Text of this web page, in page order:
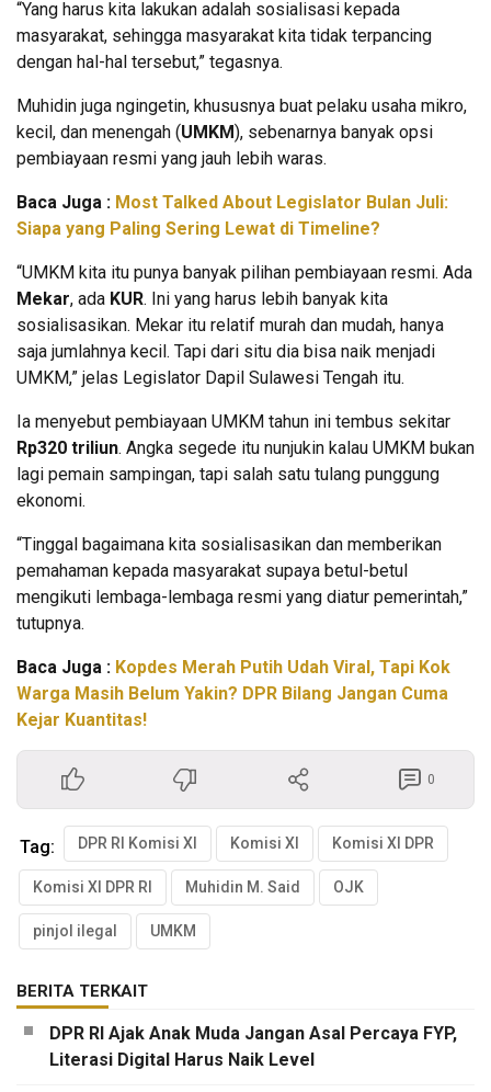
“Yang harus kita lakukan adalah sosialisasi kepada
masyarakat, sehingga masyarakat kita tidak terpancing
dengan hal-hal tersebut,” tegasnya.
Muhidin juga ngingetin, khususnya buat pelaku usaha mikro,
kecil, dan menengah (UMKM), sebenarnya banyak opsi
pembiayaan resmi yang jauh lebih waras.
Baca Juga : Most Talked About Legislator Bulan Juli:
Siapa yang Paling Sering Lewat di Timeline?
“UMKM kita itu punya banyak pilihan pembiayaan resmi. Ada
Mekar, ada KUR. Ini yang harus lebih banyak kita
sosialisasikan. Mekar itu relatif murah dan mudah, hanya
saja jumlahnya kecil. Tapi dari situ dia bisa naik menjadi
UMKM,” jelas Legislator Dapil Sulawesi Tengah itu.
Ia menyebut pembiayaan UMKM tahun ini tembus sekitar
Rp320 triliun. Angka segede itu nunjukin kalau UMKM bukan
lagi pemain sampingan, tapi salah satu tulang punggung
ekonomi.
“Tinggal bagaimana kita sosialisasikan dan memberikan
pemahaman kepada masyarakat supaya betul-betul
mengikuti lembaga-lembaga resmi yang diatur pemerintah,”
tutupnya.
Baca Juga : Kopdes Merah Putih Udah Viral, Tapi Kok
Warga Masih Belum Yakin? DPR Bilang Jangan Cuma
Kejar Kuantitas!
0
Tag: DPR RI Komisi XI Komisi XI Komisi XI DPR
Komisi XI DPR RI Muhidin M. Said OJK
pinjol ilegal UMKM
BERITA TERKAIT
DPR RI Ajak Anak Muda Jangan Asal Percaya FYP,
Literasi Digital Harus Naik Level